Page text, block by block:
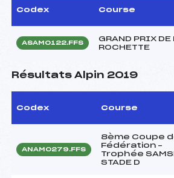
Codex Course
ASAM0122.FFS
GRAND PRIX DE
ROCHETTE
Résultats Alpin 2019
Codex Course
ANAM0279.FFS
8ème Coupe
Fédération –
Trophée
STADE D